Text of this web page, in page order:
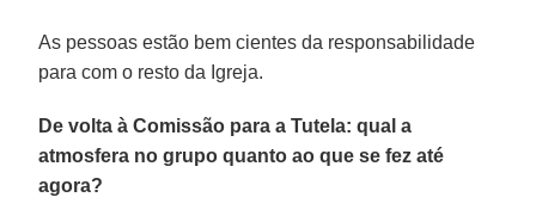
As pessoas estão bem cientes da responsabilidade
para com o resto da Igreja.
De volta à Comissão para a Tutela: qual a
atmosfera no grupo quanto ao que se fez até
agora?